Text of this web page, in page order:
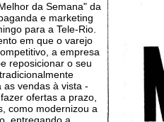
da Semana" da
e marketing
para a Tele-Rio.
em que o varejo
a empresa
reposicionar o seu
as vendas à vista -
ofertas a prazo,
como modernizou a